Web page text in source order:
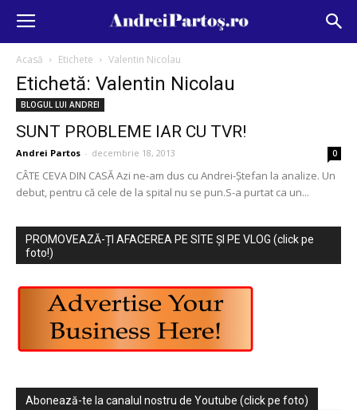
Acasă Etichete Valentin Nicolau
Etichetă: Valentin Nicolau
BLOGUL LUI ANDREI
SUNT PROBLEME IAR CU TVR!
Andrei Partos - decembrie 18, 2013 0
CÂTE CEVA DIN CASĂ Azi ne-am dus cu Andrei-Ştefan la analize. Un
debut, pentru că cele de la spital nu se pun.S-a purtat ca un...
PROMOVEAZĂ-ȚI AFACEREA PE SITE ȘI PE VLOG (click pe
foto!)
Abonează-te la canalul nostru de Youtube (click pe foto)